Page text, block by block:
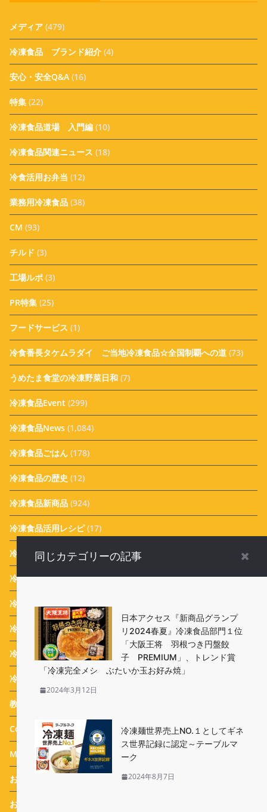
メディア (479)
冷凍食品 ブランド紹介 (4)
安心・安全Q&A (16)
特集 (22)
冷凍食品道場 入門編 (10)
冷凍食品関連ニュース (18)
冷食活用お弁当 (12)
業務用冷凍食品 (38)
CM (93)
チルド (3)
工場ルポ (3)
PR特集 (25)
フードサービス (1)
冷食番長タケムラダイ ご当地冷凍食品☆全国制覇への道 (73)
うめたま食堂の冷凍野菜日和 (7)
冷凍食品Event (299)
冷凍食品News (1,084)
冷凍食品ごはん (178)
冷凍食品の歴史 (12)
冷凍食品新商品 (924)
冷凍食品活用レシピ(17)
冷凍食品調理のコツ(4)
冷凍食品お弁当(15)
冷凍食品業界ニュース
冷凍食品 Campaign(387)
冷凍生活アドバイザー 西川剛史のオススメ
冷凍生活アドバイザー 西川式ホームフリージング
教えて！実花先生 冷凍食品アレンジメニュー
Column (25)
Message(44)
おすすめ 冷凍食品
おまけ
同じカテゴリーの記事
日本アクセス『新商品グランプ
リ2024春夏』冷凍食品部門１位
「大阪王将 羽根つき円盤餃
子 PREMIUM」、トレンド賞
「冷凍完全メシ ぶたいか玉お好み焼」
2024年3月12日
冷凍麺世界売上NO.１としてギネ
ス世界記録に認定～テーブルマ
ーク
2024年8月7日